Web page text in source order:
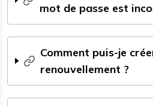
mot de passe est
Comment puis-je
renouvellement ?